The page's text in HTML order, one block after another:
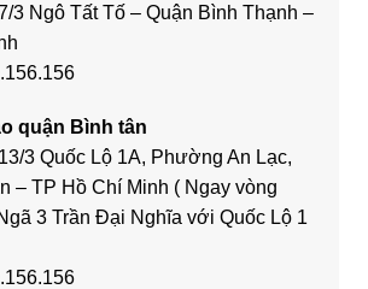
3 Ngô Tất Tố – Quận Bình Thạnh –
quận Bình tân
3 Quốc Lộ 1A, Phường An Lạc,
– TP Hồ Chí Minh ( Ngay vòng
3 Trần Đại Nghĩa với Quốc Lộ 1